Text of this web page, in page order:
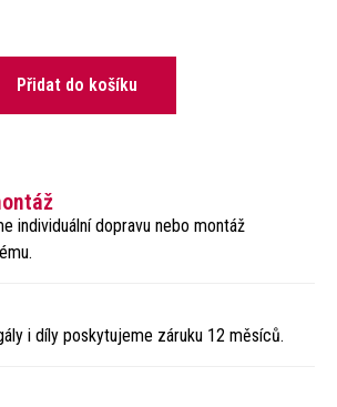
Přidat do košíku
individuální dopravu nebo montáž
i díly poskytujeme záruku 12 měsíců.